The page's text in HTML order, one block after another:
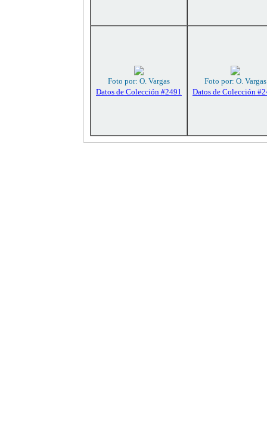
Foto por: O. Vargas
Datos de Colección #2491
Foto por: O. Vargas
Datos de Colección